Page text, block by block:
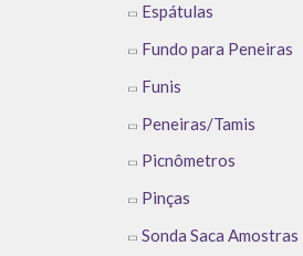
Espátulas
Fundo para Peneiras
Funis
Peneiras/Tamis
Picnômetros
Pinças
Sonda Saca Amostras